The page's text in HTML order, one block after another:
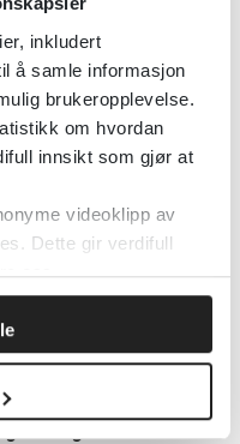
inkludert
å samle informasjon
brukeropplevelse.
om hvordan
innsikt som gjør at
videoklipp av
Dette gir verdifull
oss.
2022
-
utredning og
atferd
Regional kompetansetjeneste for habilitering (RKHAB) 2023
- Diagnostisk